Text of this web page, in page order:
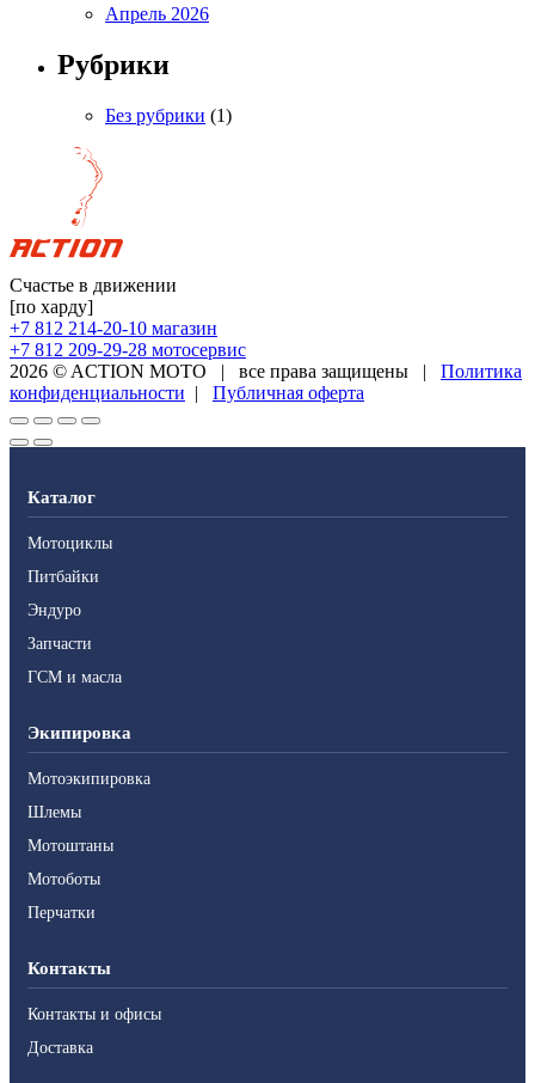
Апрель 2026
Рубрики
Без рубрики (1)
Счастье в движении
[по харду]
+7 812 214-20-10 магазин
+7 812 209-29-28 мотосервис
2026 © ACTION MOTO | все права защищены |
Политика
конфиденциальности | Публичная оферта
Каталог
Мотоциклы
Питбайки
Эндуро
Запчасти
ГСМ и масла
Экипировка
Мотоэкипировка
Шлемы
Мотоштаны
Мотоботы
Перчатки
Контакты
Контакты и офисы
Доставка